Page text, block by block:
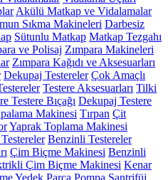
Akülü Matkap ve Vidalamalar
Sıkma Makineleri Darbesiz
Sütunlu Matkap Matkap Tezgahı
ve Polisaj Zımpara Makineleri
Zımpara Kağıdı ve Aksesuarları
Dekupaj Testereler Çok Amaçlı
Testere Aksesuarları Tilki
Testere Bıçağı Dekupaj Testere
Makinesi Tırpan Çit
Yaprak Toplama Makinesi
Benzinli Testereler
Çim Biçme Makinesi Benzinli
Çim Biçme Makinesi Kenar
Yedek Parça Pompa Santrifüj